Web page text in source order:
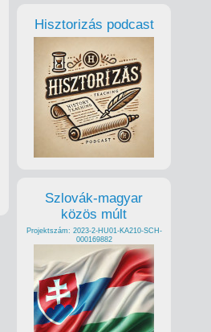
Hisztorizás podcast
Szlovák-magyar
közös múlt
Projektszám: 2023-2-HU01-KA210-SCH-
000169882